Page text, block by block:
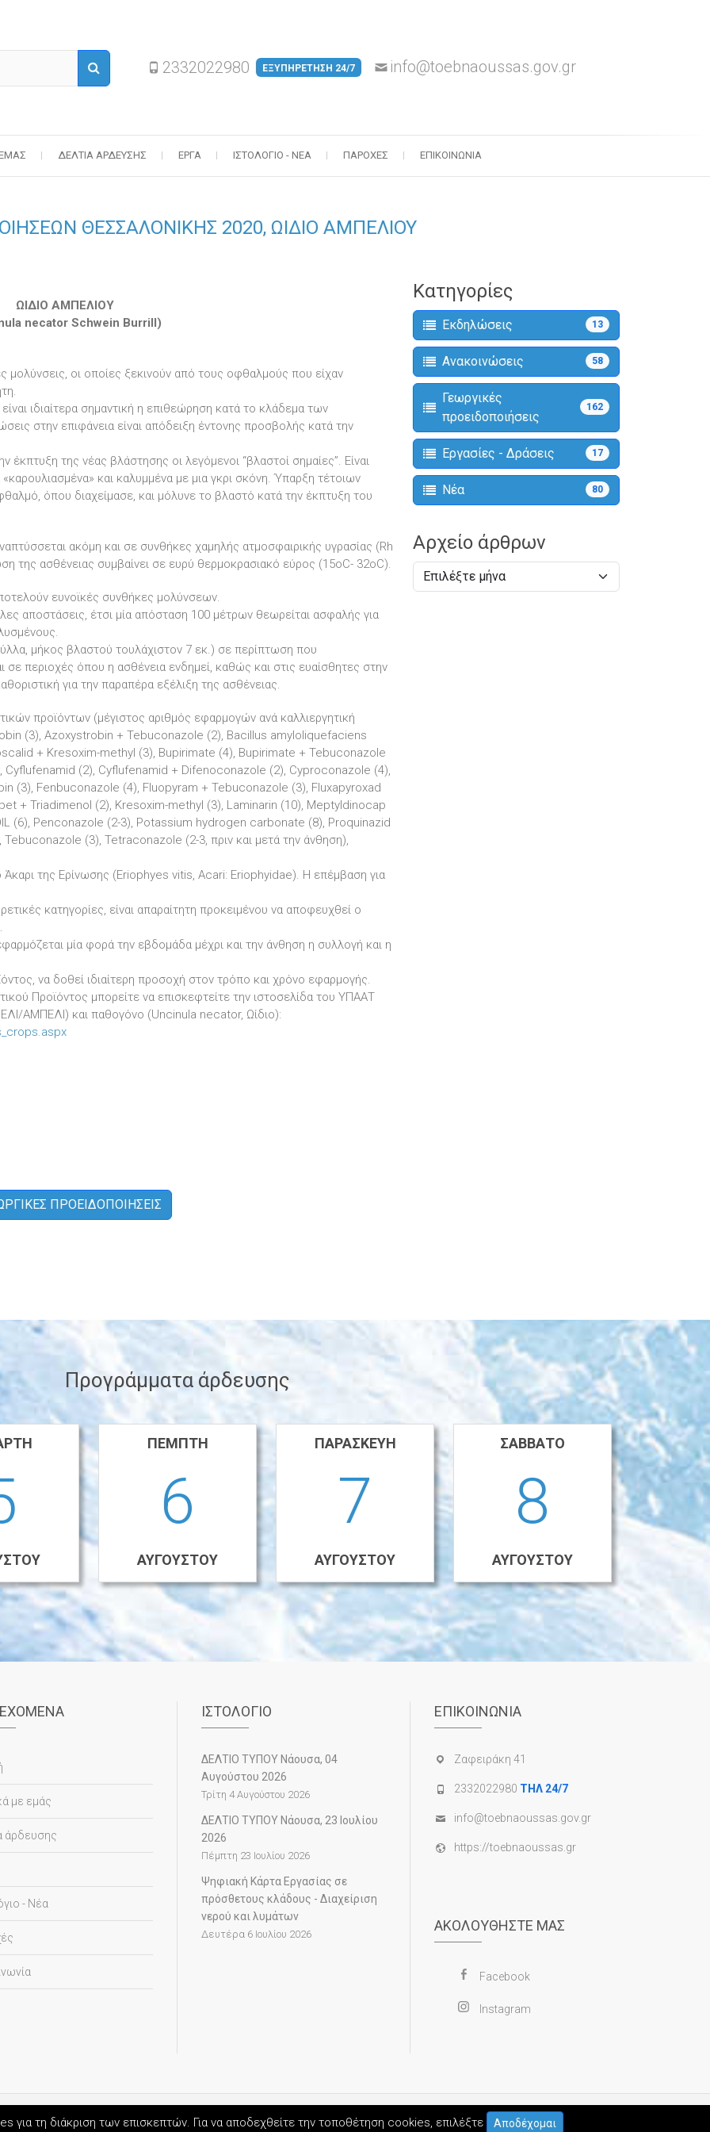
για τη διάκριση των επισκεπτών. Για να αποδεχθείτε την τοποθέτηση cookies, επιλέξτε Αποδέχομαι
2332022980 ΕΞΥΠΗΡΕΤΗΣΗ 24/7 info@toebnaoussas.gov.gr
ΔΕΛΤΊΑ ΆΡΔΕΥΣΗΣ ΈΡΓΑ ΙΣΤΟΛΌΓΙΟ - ΝΈΑ ΠΑΡΟΧΈΣ ΕΠΙΚΟΙΝΩΝΊΑ
ΘΕΣΣΑΛΟΝΙΚΗΣ 2020, ΩΙΔΙΟ ΑΜΠΕΛΙΟΥ
ΩΙΔΙΟ ΑΜΠΕΛΙΟΥ
necator Schwein Burrill)
μολύνσεις, οι οποίες ξεκινούν από τους οφθαλμούς που είχαν
ιδιαίτερα σημαντική η επιθεώρηση κατά το κλάδεμα των
στην επιφάνεια είναι απόδειξη έντονης προσβολής κατά την
της νέας βλάστησης οι λεγόμενοι “βλαστοί σημαίες”. Είναι
και καλυμμένα με μια γκρι σκόνη. Ύπαρξη τέτοιων
όπου διαχείμασε, και μόλυνε το βλαστό κατά την έκπτυξη του
ακόμη και σε συνθήκες χαμηλής ατμοσφαιρικής υγρασίας (Rh
της ασθένειας συμβαίνει σε ευρύ θερμοκρασιακό εύρος (15oC- 32oC).
ευνοϊκές συνθήκες μολύνσεων.
αποστάσεις, έτσι μία απόσταση 100 μέτρων θεωρείται ασφαλής για
μήκος βλαστού τουλάχιστον 7 εκ.) σε περίπτωση που
περιοχές όπου η ασθένεια ενδημεί, καθώς και στις ευαίσθητες στην
για την παραπέρα εξέλιξη της ασθένειας.
προϊόντων (μέγιστος αριθμός εφαρμογών ανά καλλιεργητική
(3), Azoxystrobin + Tebuconazole (2), Bacillus amyloliquefaciens
+ Kresoxim-methyl (3), Bupirimate (4), Bupirimate + Tebuconazole
(2), Cyflufenamid + Difenoconazole (2), Cyproconazole (4),
(3), Fenbuconazole (4), Fluopyram + Tebuconazole (3), Fluxapyroxad
+ Triadimenol (2), Kresoxim-methyl (3), Laminarin (10), Meptyldinocap
(6), Penconazole (2-3), Potassium hydrogen carbonate (8), Proquinazid
(3), Tetraconazole (2-3, πριν και μετά την άνθηση),
Άκαρι της Ερίνωσης (Eriophyes vitis, Acari: Eriophyidae). Η επέμβαση για
κατηγορίες, είναι απαραίτητη προκειμένου να αποφευχθεί ο
μία φορά την εβδομάδα μέχρι και την άνθηση η συλλογή και η
να δοθεί ιδιαίτερη προσοχή στον τρόπο και χρόνο εφαρμογής.
Προϊόντος μπορείτε να επισκεφτείτε την ιστοσελίδα του ΥΠΑΑΤ
ΑΜΠΕΛΙ) και παθογόνο (Uncinula necator, Ωίδιο):
ΠΡΟΕΙΔΟΠΟΙΗΣΕΙΣ
Κατηγορίες
Εκδηλώσεις 13
Ανακοινώσεις 58
Γεωργικές
προειδοποιήσεις
162
Εργασίες - Δράσεις 17
Νέα 80
Αρχείο άρθρων
Προγράμματα άρδευσης
ΠΈΜΠΤΗ
6
ΑΥΓΟΎΣΤΟΥ
ΠΑΡΑΣΚΕΥΉ
7
ΑΥΓΟΎΣΤΟΥ
ΣΆΒΒΑΤΟ
8
ΑΥΓΟΎΣΤΟΥ
με εμάς
άρδευσης
- Νέα
ΙΣΤΟΛΌΓΙΟ
ΔΕΛΤΙΟ ΤΥΠΟΥ Νάουσα, 04
Αυγούστου 2026
Τρίτη 4 Αυγούστου 2026
ΔΕΛΤΙΟ ΤΥΠΟΥ Νάουσα, 23 Ιουλίου
2026
Πέμπτη 23 Ιουλίου 2026
Ψηφιακή Κάρτα Εργασίας σε
πρόσθετους κλάδους - Διαχείριση
νερού και λυμάτων
Δευτέρα 6 Ιουλίου 2026
ΕΠΙΚΟΙΝΩΝΊΑ
Ζαφειράκη 41
2332022980 ΤΗΛ 24/7
info@toebnaoussas.gov.gr
https://toebnaoussas.gr
ΑΚΟΛΟΥΘΉΣΤΕ ΜΑΣ
Facebook
Instagram
ΤΟΕΒ Αγροκτήματος Νάουσας